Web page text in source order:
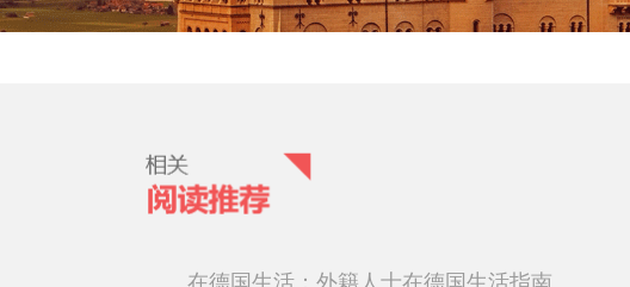
在德国生活：外籍人士在德国生活指南